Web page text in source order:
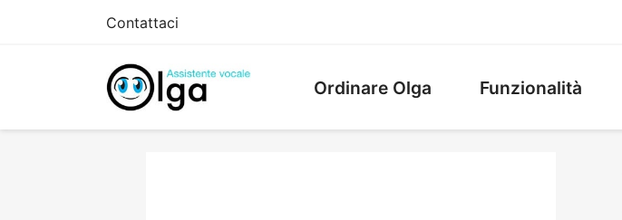
Contattaci
Ordinare Olga Funzionalità